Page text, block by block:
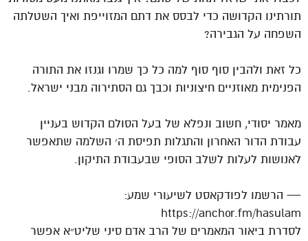
תורתינו הקדושה כדי לבסס את דתם המזוייפת ואיך השטלתה
השפחה על הגבירה?
כל זאת ולהבין סוף סוף למה כל כך שמרו וגנזו את התורה
הפנימית מאוזניים חיצוניות וכבך גם הסתירוה מבני ישראל.
מאמר יסודי, חשוב ונפלא של בעל הסולם הקדוש בעניין
עבודת הדור האחרון והתגלות תפיסת ה׳ השלמה שתאפשר
לאנושות לעלות לשלב הסופי שבעבודת התיקון.
— הרשמו לפודקאסט לשיעורי שמע:
https://anchor.fm/hasulam
לסדרת ביאור המאמרים של הרב אדם סיני שליט״א אפשר